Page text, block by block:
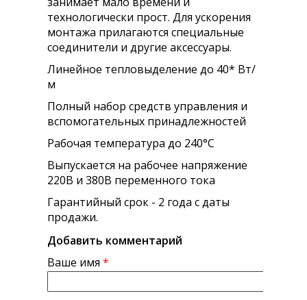
технологически прост. Для ускорения
монтажа прилагаются специальные
соединители и другие аксессуары.
Линейное тепловыделение до 40* Вт/
м
Полный набор средств управления и
вспомогательных принадлежностей
Рабочая температура до 240°С
​Выпускается на рабочее напряжение
220В и 380В переменного тока
Гарантийный срок - 2 года с даты
продажи.
Добавить комментарий
Ваше имя *